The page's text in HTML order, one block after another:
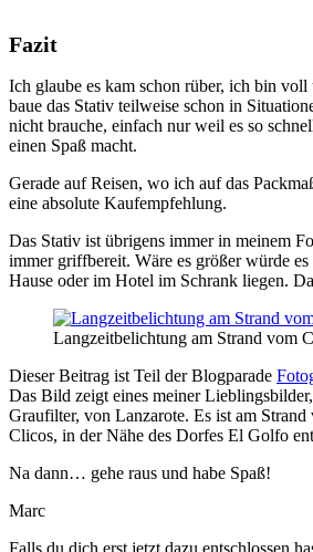
Fazit
Ich glaube es kam schon rüber, ich bin voll
baue das Stativ teilweise schon in
nicht brauche, einfach nur weil es so
einen Spaß macht.
Gerade auf Reisen, wo ich auf das
eine absolute Kaufempfehlung.
Das Stativ ist übrigens immer in meinem
immer griffbereit. Wäre es größer würde
Hause oder im Hotel im Schrank liegen.
Langzeitbelichtung am Strand vom
Dieser Beitrag ist Teil der Blogparade
Das Bild zeigt eines meiner
Graufilter, von Lanzarote. Es ist am Strand
Clicos, in der Nähe des Dorfes El Golfo
Na dann… gehe raus und habe Spaß!
Marc